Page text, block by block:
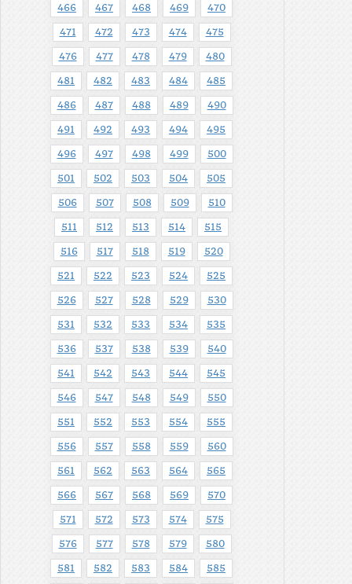
466 467 468 469 470
471 472 473 474 475
476 477 478 479 480
481 482 483 484 485
486 487 488 489 490
491 492 493 494 495
496 497 498 499 500
501 502 503 504 505
506 507 508 509 510
511 512 513 514 515
516 517 518 519 520
521 522 523 524 525
526 527 528 529 530
531 532 533 534 535
536 537 538 539 540
541 542 543 544 545
546 547 548 549 550
551 552 553 554 555
556 557 558 559 560
561 562 563 564 565
566 567 568 569 570
571 572 573 574 575
576 577 578 579 580
581 582 583 584 585